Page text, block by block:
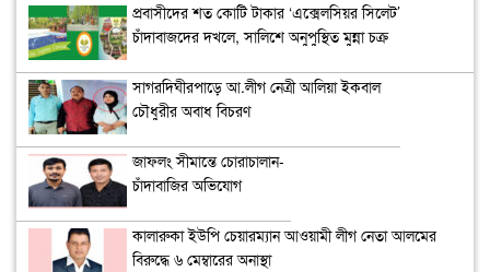
প্রবাসীদের শত কোটি টাকার ‘এক্সেলসিয়র সিলেট’
চাঁদাবাজদের দখলে, সালিশে অনুপুস্থিত মুন্না চক্র
সাগরদিঘীরপাড়ে আ.লীগ নেত্রী আলিয়া ইকবাল
চৌধুরীর অবাধ বিচরণ
জাফলং সীমান্তে চোরাচালান-
চাঁদাবাজির অভিযোগ
কালারুকা ইউপি চেয়ারম্যান আওয়ামী লীগ নেতা আলমের
বিরুদ্ধে ৬ মেম্বারের অনাস্থা